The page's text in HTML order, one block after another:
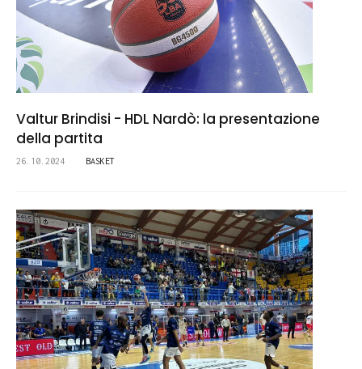
Valtur Brindisi - HDL Nardò: la presentazione
della partita
26.10.2024 BASKET